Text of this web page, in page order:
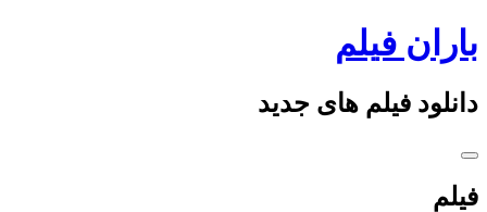
Skip
to
content
باران فیلم
دانلود فیلم های جدید
فیلم